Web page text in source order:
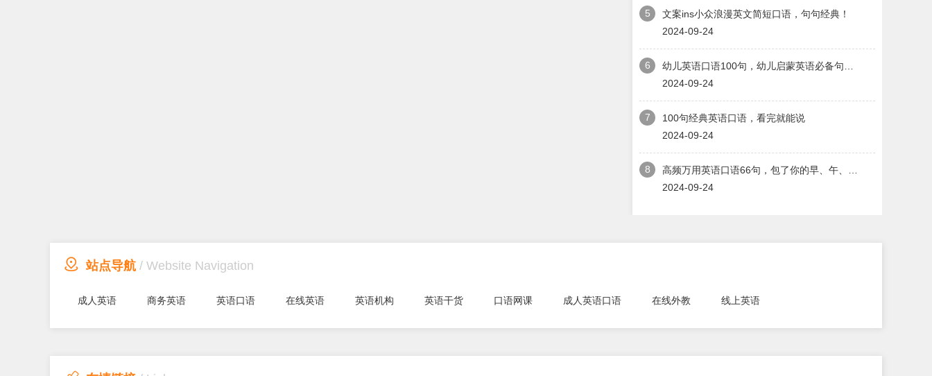
5
文案ins小众浪漫英文简短口语，句句经典！
2024-09-24
6
2024-09-24
7
100句经典英语口语，看完就能说
2024-09-24
8
2024-09-24
 站点导航 / Website Navigation
成人英语 商务英语 英语口语 在线英语 英语机构 英语干货 口语网课 成人英语口语 在线外教 线上英语